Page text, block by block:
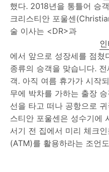
했다. 2018년을 통틀어 승
크리스티안 포울센
술 이사는 <DR>과
에서 앞으로 성장세를 점쳤
종류의 승객을 맞습니다.
객. 아직 여름 휴가가 시작
무에 박차를 가하는 출장
선을 타고 떠나 공항으로
스티안 포울센은 성수기에
서기 전 집에서 미리 체크
(ATM)를 활용하라는 조언